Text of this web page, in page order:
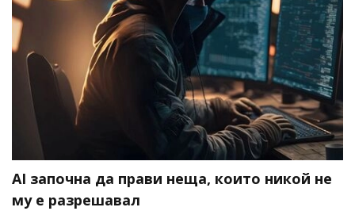
AI започна да прави неща, които никой не
му е разрешавал